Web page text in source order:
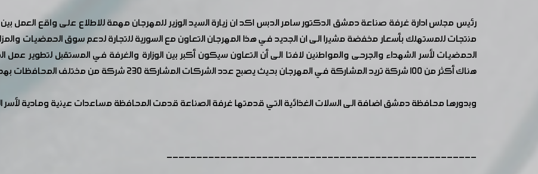
رئيس مجلس ادارة غرفة صناعة دمشق الدكتور سامر الدبس اكد ان زيارة السيد الوزير للمهرجان مهمة للاطلاع على واقع العمل
منتجات للمستهلك بأسعار مخفضة مشيرا الى ان الجديد في هذا المهرجان التعاون مع السورية للتجارة لدعم سوق الحمضيات
الحمضيات لأسر الشهداء والجرحى والمواطنين لافتا الى أن التعاون سيكون أكبر بين الوزارة والغرفة في المستقبل لتطوير
هناك أكثر من ١٠٠ شركة تريد المشاركة في المهرجان بحيث يصبح عدد الشركات المشاركة ٢٣٠ شركة من مختلف المحافظات بهدف الاستمرار بهذا المهرجان لدعم المستهلك.
وبدورها محافظة دمشق اضافة الى السلات الغذائية التي قدمتها غرفة الصناعة قدمت المحافظة مساعدات عينية ومادية لأسر
----------------------------------------------------